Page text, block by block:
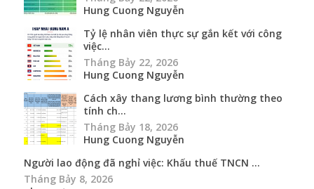
Hung Cuong Nguyễn
Tỷ lệ nhân viên thực sự gắn kết với công
việc...
Tháng Bảy 22, 2026
Hung Cuong Nguyễn
Cách xây thang lương bình thường theo
tính ch...
Tháng Bảy 18, 2026
Hung Cuong Nguyễn
Người lao động đã nghỉ việc: Khấu thuế TNCN ...
Tháng Bảy 8, 2026